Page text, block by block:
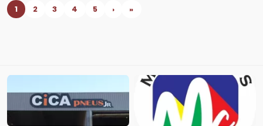
1 2 3 4 5 › »